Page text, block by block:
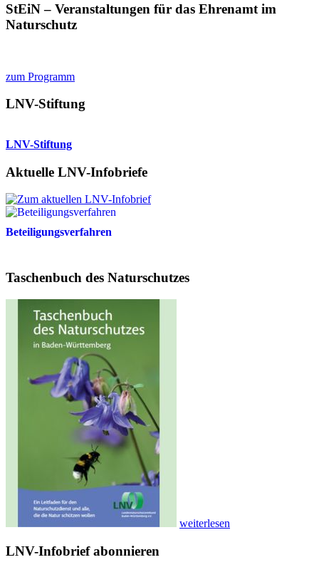
StEiN – Veranstaltungen für das Ehrenamt im
Naturschutz
zum Programm
LNV-Stiftung
LNV-Stiftung
Aktuelle LNV-Infobriefe
Beteiligungsverfahren
Taschenbuch des Naturschutzes
weiterlesen
LNV-Infobrief abonnieren